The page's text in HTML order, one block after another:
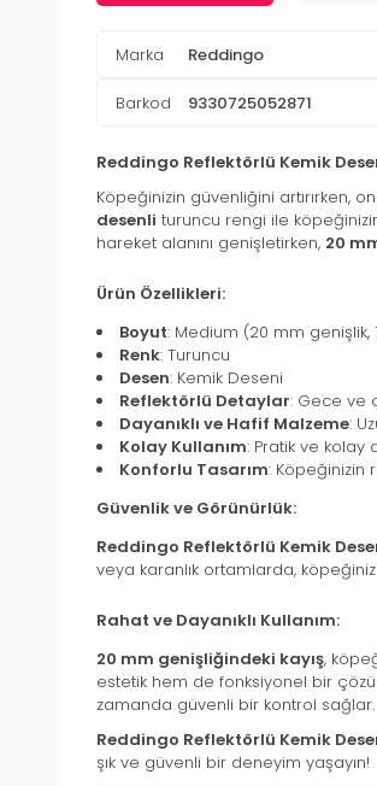
Marka Reddingo
Barkod 9330725052871
Reddingo Reflektörlü Kemik
Köpeğinizin güvenliğini artırırken,
desenli turuncu rengi ile köpeğinizin
hareket alanını genişletirken, 20
Ürün Özellikleri:
Boyut: Medium (20 mm genişlik,
Renk: Turuncu
Desen: Kemik Deseni
Reflektörlü Detaylar: Gece ve
Dayanıklı ve Hafif Malzeme:
Kolay Kullanım: Pratik ve kolay
Konforlu Tasarım: Köpeğinizin
Güvenlik ve Görünürlük:
Reddingo Reflektörlü Kemik
veya karanlık ortamlarda,
Rahat ve Dayanıklı Kullanım:
20 mm genişliğindeki kayış,
estetik hem de fonksiyonel bir
zamanda güvenli bir kontrol sağlar.
Reddingo Reflektörlü Kemik
şık ve güvenli bir deneyim yaşayın!